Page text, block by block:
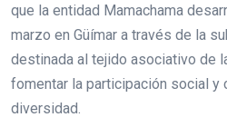
que la entidad Mamachama
marzo en Güímar a través de la
destinada al tejido asociativo de
fomentar la participación social y
diversidad.